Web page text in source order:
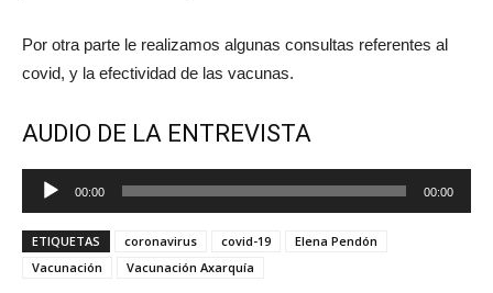
Por otra parte le realizamos algunas consultas referentes al
covid, y la efectividad de las vacunas.
AUDIO DE LA ENTREVISTA
Reproductor
de
audio
00:00 00:00
ETIQUETAS coronavirus covid-19
Elena Pendón
Vacunación
Vacunación Axarquía